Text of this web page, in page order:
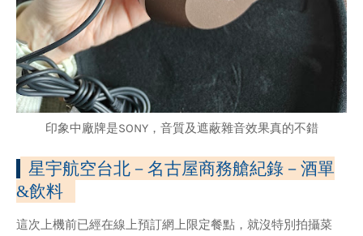
印象中廠牌是SONY，音質及遮蔽雜音效果真的不錯
星宇航空台北－名古屋商務艙紀錄 －酒單
&飲料
這次上機前已經在線上預訂網上限定餐點，就沒特別拍攝菜